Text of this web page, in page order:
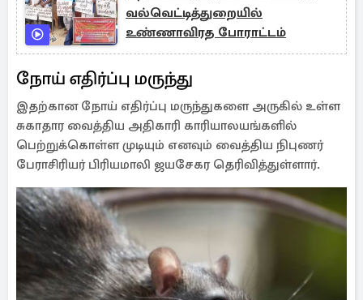
வல்வெட்டித்துறையில்
உண்ணாவிரத போராட்டம்
நோய் எதிர்ப்பு மருந்து
இதற்கான நோய் எதிர்ப்பு மருந்துகளை அருகில் உள்ள
சுகாதார வைத்திய அதிகாரி காரியாலயங்களில்
பெற்றுக்கொள்ள முடியும் எனவும் வைத்திய நிபுணர்
பேராசிரியர் பிரியமாலி ஜயசேகர தெரிவித்துள்ளார்.